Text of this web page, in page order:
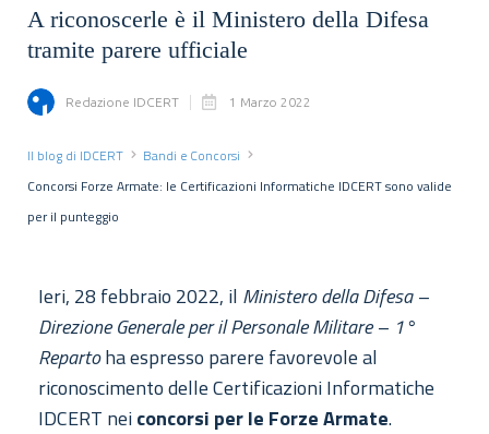
A riconoscerle è il Ministero della Difesa
tramite parere ufficiale
Redazione IDCERT 1 Marzo 2022
Il blog di IDCERT
Bandi e Concorsi
Concorsi Forze Armate: le Certificazioni Informatiche IDCERT sono valide
per il punteggio
Ieri, 28 febbraio 2022, il Ministero della Difesa –
Direzione Generale per il Personale Militare – 1°
Repartoha espresso parere favorevole al
riconoscimento delle Certificazioni Informatiche
IDCERT neiconcorsi per le Forze Armate.